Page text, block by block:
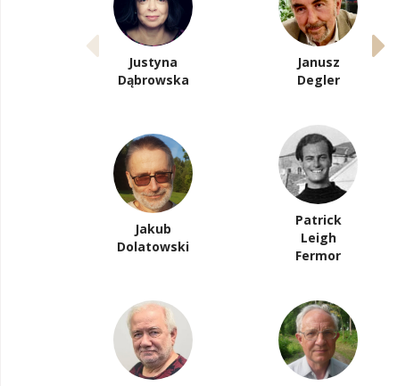
Justyna
Dąbrowska
Janusz
Degler
Jakub
Dolatowski
Patrick
Leigh
Fermor